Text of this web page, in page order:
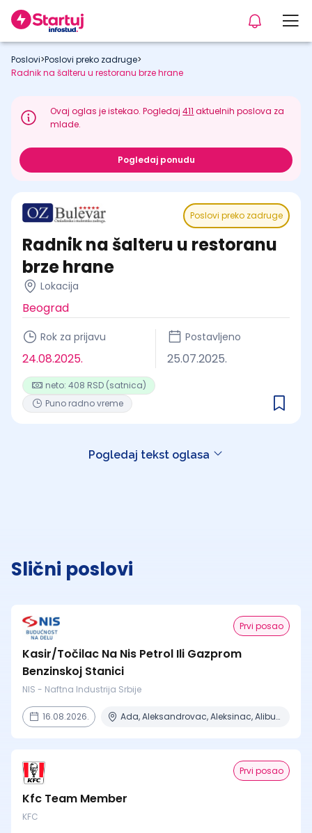
Poslovi>Poslovi preko zadruge>
Radnik na šalteru u restoranu brze hrane
Ovaj oglas je istekao. Pogledaj411 aktuelnih poslova za
mlade.
Pogledaj ponudu
Poslovi preko zadruge
Radnik na šalteru u restoranu
brze hrane
Lokacija
Beograd
Rok za prijavu
24.08.2025.
Postavljeno
25.07.2025.
neto: 408 RSD (satnica)
Puno radno vreme
Pogledaj tekst oglasa
Slični poslovi
Prvi posao
Kasir/Točilac Na Nis Petrol Ili Gazprom
Benzinskoj Stanici
NIS - Naftna Industrija Srbije
16.08.2026. Ada, Aleksandrovac, Aleksinac, Alibunar, Apatin + 206 mesta
Prvi posao
Kfc Team Member
KFC